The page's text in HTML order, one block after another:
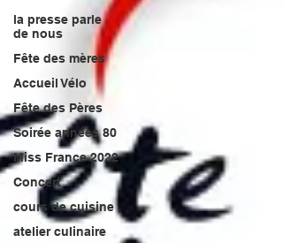
la presse parle
de nous
Fête des mères
Accueil Vélo
Fête des Pères
Soirée années 80
Miss France 2022
Concert
cours de cuisine
atelier culinaire